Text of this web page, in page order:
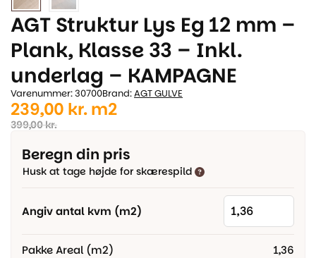
AGT Struktur Lys Eg 12 mm –
Plank, Klasse 33 – Inkl.
underlag – KAMPAGNE
Varenummer: 30700Brand:AGT GULVE
399,00kr.
Den
oprindelige
pris
var:
239,00 kr.
Den
aktuelle
pris
er:
m2
Beregn din pris
Husk at tage højde for skærespild
Angiv antal kvm (m2)
Pakke Areal (m2) 1,36